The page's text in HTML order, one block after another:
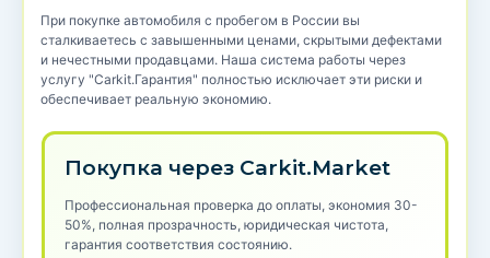
При покупке автомобиля с пробегом в России вы
сталкиваетесь с завышенными ценами, скрытыми дефектами
и нечестными продавцами. Наша система работы через
услугу "Carkit.Гарантия" полностью исключает эти риски и
обеспечивает реальную экономию.
Покупка через Carkit.Market
Профессиональная проверка до оплаты, экономия 30-
50%, полная прозрачность, юридическая чистота,
гарантия соответствия состоянию.